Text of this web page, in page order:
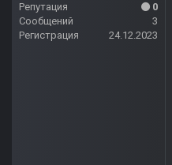
Репутация
0
Сообщений
3
Регистрация
24.12.2023